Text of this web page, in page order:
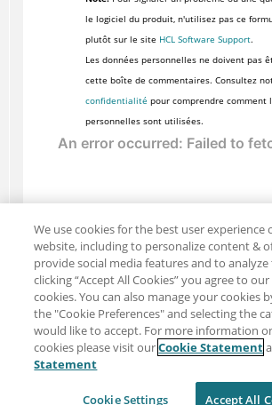
le logiciel du produit, n'utilisez pas ce
plutôt sur le site HCL Software Support.
Les données personnelles ne doivent pas
cette boîte de commentaires. Consultez
confidentialité pour comprendre comment
personnelles sont utilisées.
Partager : Courriel
Twitter
Clause de non-responsabilité
We use cookies for the best user experience
website, including to personalize content &
provide social media features and to analyze
clicking “Accept All Cookies” you agree to
cookies. You can also manage your cookies
the "Cookie Preferences" and selecting the
would like to accept. For more information
cookies please visit ourCookie Statement
Statement
Cookie Settings Accept All